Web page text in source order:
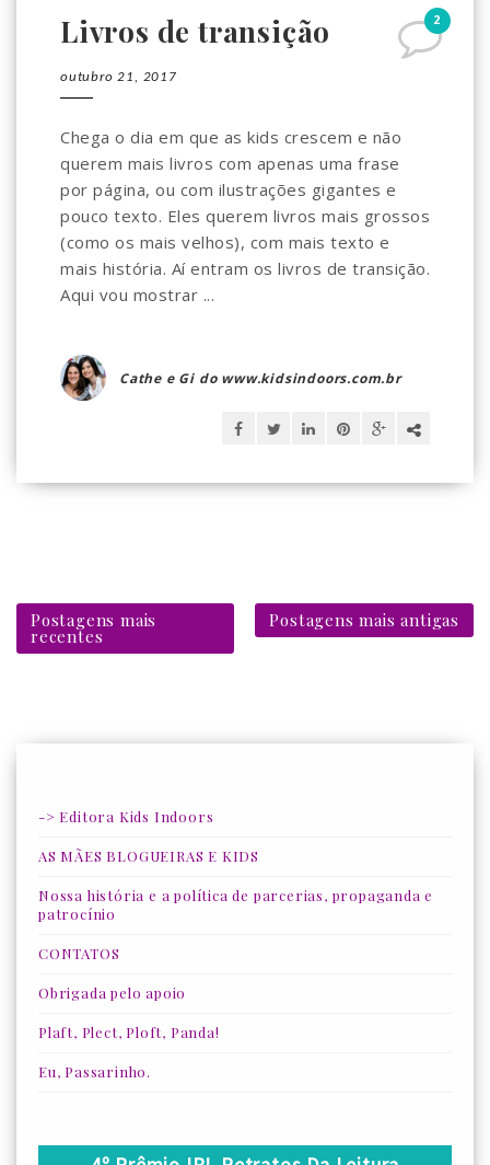
2
Livros de transição
outubro 21, 2017
Chega o dia em que as kids crescem e não
querem mais livros com apenas uma frase
por página, ou com ilustrações gigantes e
pouco texto. Eles querem livros mais grossos
(como os mais velhos), com mais texto e
mais história. Aí entram os livros de transição.
Aqui vou mostrar ...
Cathe e Gi do www.kidsindoors.com.br
Postagens mais
recentes
Postagens mais antigas
-> Editora Kids Indoors
AS MÃES BLOGUEIRAS E KIDS
Nossa história e a política de parcerias, propaganda e
patrocínio
CONTATOS
Obrigada pelo apoio
Plaft, Plect, Ploft, Panda!
Eu, Passarinho.